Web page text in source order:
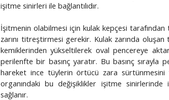
işitme sinirleri ile bağlantılıdır.
İşitmenin olabilmesi için kulak kepçesi
zarını titreştirmesi gerekir. Kulak zarında
kemiklerinden yükseltilerek oval pencereye
perilenfte bir basınç yaratır. Bu basınç sırayla
hareket ince tüylerin örtücü zara sürtünmesini
organındaki bu değişiklikler işitme
sağlanır.